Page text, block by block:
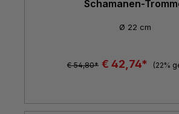
Schamanen-
Ø 22 cm
€ 54,80* € 42,74* (22%